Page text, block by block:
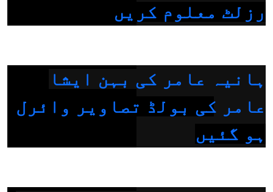
رزلٹ معلوم کریں
ہانیہ عامر کی بہن ایشا
عامر کی بولڈ تصاویر وائرل
ہو گئیں